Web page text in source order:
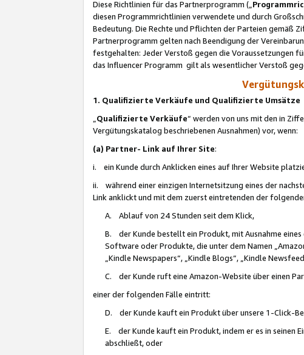
Diese Richtlinien für das Partnerprogramm („
diesen Programmrichtlinien verwendete und durch
Bedeutung. Die Rechte und Pflichten der Parteien gemäß
Partnerprogramm gelten nach Beendigung der
festgehalten: Jeder Verstoß gegen die Voraussetzungen
das Influencer Programm gilt als wesentlicher Verstoß
1. Qualifizierte Verkäufe und Qualifizierte Umsätze
Qualifizierte Verkäufe“ werden von uns mit den in
Vergütungskatalog beschriebenen Ausnahmen) vor, wenn:
(a) Partner- Link auf Ihrer Site:
i. ein Kunde durch Anklicken eines auf Ihrer Website
ii. während einer einzigen Internetsitzung eines der
Link anklickt und mit dem zuerst eintretenden der
A. Ablauf von 24 Stunden seit dem Klick,
B. der Kunde bestellt ein Produkt, mit Ausnahme
Software oder Produkte, die unter dem Namen
„Kindle Newspapers“, „Kindle Blogs“, „Kindle
C. der Kunde ruft eine Amazon-Website über einen
einer der folgenden Fälle eintritt:
D. der Kunde kauft ein Produkt über unsere 1-Click-
E. der Kunde kauft ein Produkt, indem er es in seinen
abschließt, oder